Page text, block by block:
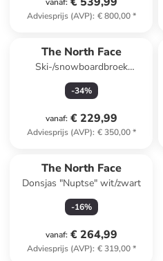
Adviesprijs (AVP): € 800,00*
The North Face
Ski-/snowboardbroek
"Inclination" zwart
-34%
vanaf: € 229,99
Adviesprijs (AVP): € 350,00*
The North Face
Donsjas "Nuptse" wit/zwart
-16%
vanaf: € 264,99
Adviesprijs (AVP): € 319,00*